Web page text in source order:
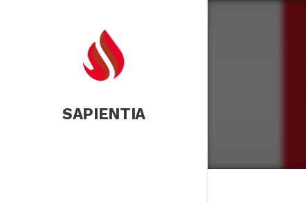
SAPIENTIA